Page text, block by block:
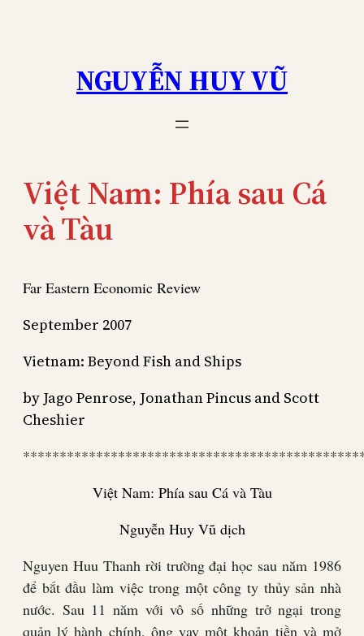
NGUYỄN HUY VŨ
Việt Nam: Phía sau Cá
và Tàu
Far Eastern Economic Review
September 2007
Vietnam: Beyond Fish and Ships
by Jago Penrose, Jonathan Pincus and Scott
Cheshier
Việt Nam: Phía sau Cá và Tàu
Nguyễn Huy Vũ dịch
Nguyen Huu Thanh rời trường đại học sau năm 1986
để bắt đầu làm việc trong một công ty thủy sản nhà
nước. Sau 11 năm với vô số những trở ngại trong
quản lý hành chính, ông vay một khoản tiền và mở